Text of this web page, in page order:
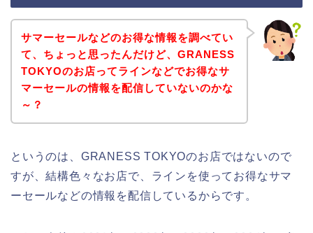
サマーセールなどのお得な情報を調べてい
て、ちょっと思ったんだけど、GRANESS
TOKYOのお店ってラインなどでお得なサ
マーセールの情報を配信していないのかな
～？
というのは、GRANESS TOKYOのお店ではないので
すが、結構色々なお店で、ラインを使ってお得なサマ
ーセールなどの情報を配信しているからです。